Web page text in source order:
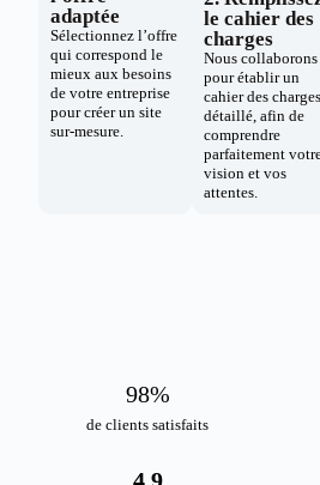
adaptée
Sélectionnez l’offre
qui correspond le
mieux aux besoins
de votre entreprise
pour créer un site
sur-mesure.
le cahier des
charges
Nous collaborons
pour établir un
cahier des charges
détaillé, afin de
comprendre
parfaitement
vision et vos
attentes.
de clients satisfaits
98%